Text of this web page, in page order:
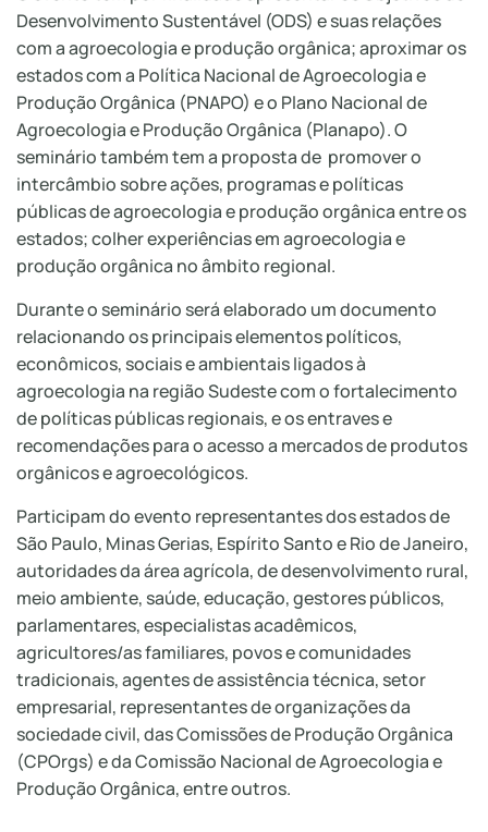
Desenvolvimento Sustentável (ODS) e suas relações
com a agroecologia e produção orgânica; aproximar os
estados com a Política Nacional de Agroecologia e
Produção Orgânica (PNAPO) e o Plano Nacional de
Agroecologia e Produção Orgânica (Planapo). O
seminário também tem a proposta de promover o
intercâmbio sobre ações, programas e políticas
públicas de agroecologia e produção orgânica entre os
estados; colher experiências em agroecologia e
produção orgânica no âmbito regional.
Durante o seminário será elaborado um documento
relacionando os principais elementos políticos,
econômicos, sociais e ambientais ligados à
agroecologia na região Sudeste com o fortalecimento
de políticas públicas regionais, e os entraves e
recomendações para o acesso a mercados de produtos
orgânicos e agroecológicos.
Participam do evento representantes dos estados de
São Paulo, Minas Gerias, Espírito Santo e Rio de Janeiro,
autoridades da área agrícola, de desenvolvimento rural,
meio ambiente, saúde, educação, gestores públicos,
parlamentares, especialistas acadêmicos,
agricultores/as familiares, povos e comunidades
tradicionais, agentes de assistência técnica, setor
empresarial, representantes de organizações da
sociedade civil, das Comissões de Produção Orgânica
(CPOrgs) e da Comissão Nacional de Agroecologia e
Produção Orgânica, entre outros.